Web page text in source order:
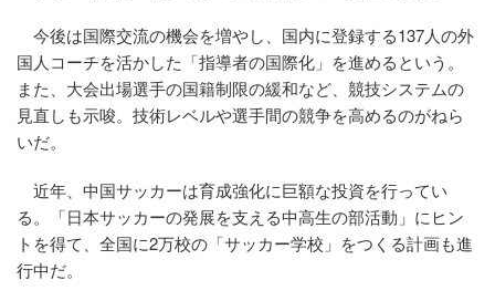
今後は国際交流の機会を増やし、国内に登録する137人の外
国人コーチを活かした「指導者の国際化」を進めるという。
また、大会出場選手の国籍制限の緩和など、競技システムの
見直しも示唆。技術レベルや選手間の競争を高めるのがねら
いだ。
近年、中国サッカーは育成強化に巨額な投資を行ってい
る。「日本サッカーの発展を支える中高生の部活動」にヒン
トを得て、全国に2万校の「サッカー学校」をつくる計画も進
行中だ。